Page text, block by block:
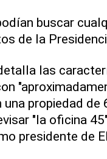
buscar
de la
las
una propiedad
"la oficina
presidente de